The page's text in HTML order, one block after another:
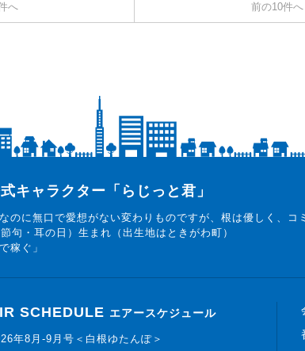
へ 前の10件へ
キャラクター「らじっと君」
のに無口で愛想がない変わりものですが、根は優しく、コ
句・耳の日）生まれ（出生地はときがわ町）
稼ぐ」
SCHEDULE エアースケジュール
年8月-9月号＜白根ゆたんぽ＞